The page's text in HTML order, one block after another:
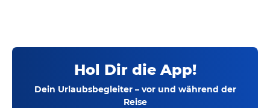
Hol Dir die App!
Dein Urlaubsbegleiter – vor und während der
Reise